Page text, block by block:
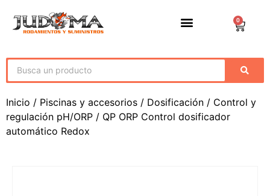
0
Inicio / Piscinas y accesorios / Dosificación / Control y
regulación pH/ORP / QP ORP Control dosificador
automático Redox